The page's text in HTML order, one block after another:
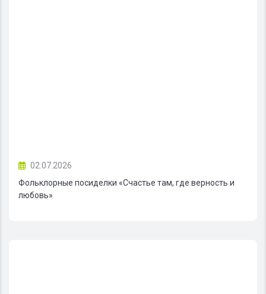
02.07.2026
Фольклорные посиделки «Счастье там, где верность и
любовь»